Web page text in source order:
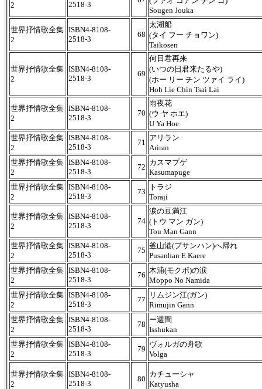
2 2518-3
Sougen Jouka
世界抒情歌全集
2
ISBN4-8108-
2518-3
68
太湖船
(タイ フー チョワン)
Taikosen
世界抒情歌全集
2
ISBN4-8108-
2518-3
69
何日君再来
(いつの日君来たるや)
(ホー リー チン ツァイ ライ)
Hoh Lie Chin Tsai Lai
世界抒情歌全集
2
ISBN4-8108-
2518-3
70
雨夜花
(ウ ヤ ホエ)
U Ya Hoe
世界抒情歌全集
2
ISBN4-8108-
2518-3
71
アリラン
Ariran
世界抒情歌全集
2
ISBN4-8108-
2518-3
72
カスマプゲ
Kasumapuge
世界抒情歌全集
2
ISBN4-8108-
2518-3
73
トラジ
Toraji
世界抒情歌全集
2
ISBN4-8108-
2518-3
74
涙の豆満江
(トウ マン ガン)
Tou Man Gann
世界抒情歌全集
2
ISBN4-8108-
2518-3
75
釜山港(プサンハン)へ帰れ
Pusanhan E Kaere
世界抒情歌全集
2
ISBN4-8108-
2518-3
76
木浦(モクポ)の涙
Moppo No Namida
世界抒情歌全集
2
ISBN4-8108-
2518-3
77
リムジン江(ガン)
Rimujin Gann
世界抒情歌全集
2
ISBN4-8108-
2518-3
78
ー週間
Isshukan
世界抒情歌全集
2
ISBN4-8108-
2518-3
79
ヴォルガの舟歌
Volga
世界抒情歌全集
2
ISBN4-8108-
2518-3
80
カチューシャ
Katyusha